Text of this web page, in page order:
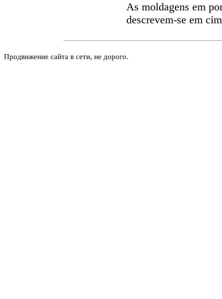
As moldagens em
descrevem-se em
Продвижение сайта в сети, не дорого.